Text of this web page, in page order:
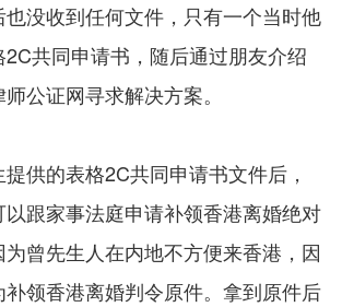
没收到任何文件，只有一个当时他
共同申请书，随后通过朋友介绍
公证网寻求解决方案。
供的表格2C共同申请书文件后，
跟家事法庭申请补领香港离婚绝对
曾先生人在内地不方便来香港，因
领香港离婚判令原件。拿到原件后